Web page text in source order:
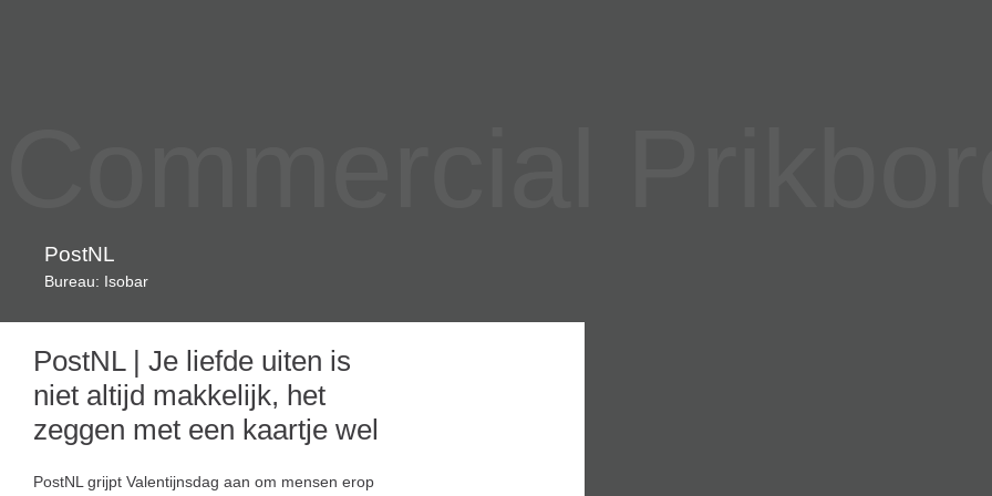
PostNL
Bureau: Isobar
PostNL | Je liefde uiten is
niet altijd makkelijk, het
zeggen met een kaartje wel
PostNL grijpt Valentijnsdag aan om mensen erop